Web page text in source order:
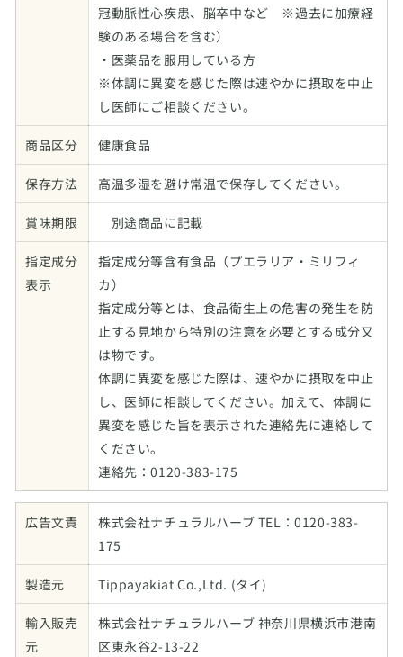
冠動脈性心疾患、脳卒中など ※過去に加療経
験のある場合を含む）
・医薬品を服用している方
※体調に異変を感じた際は速やかに摂取を中止
し医師にご相談ください。
商品区分 健康食品
保存方法 高温多湿を避け常温で保存してください。
賞味期限 別途商品に記載
指定成分
表示
指定成分等含有食品（プエラリア・ミリフィ
カ）
指定成分等とは、食品衛生上の危害の発生を防
止する見地から特別の注意を必要とする成分又
は物です。
体調に異変を感じた際は、速やかに摂取を中止
し、医師に相談してください。加えて、体調に
異変を感じた旨を表示された連絡先に連絡して
ください。
連絡先：0120-383-175
広告文責
株式会社ナチュラルハーブ TEL：0120-383-
175
製造元 Tippayakiat Co.,Ltd. (タイ)
輸入販売
元
株式会社ナチュラルハーブ 神奈川県横浜市港南
区東永谷2-13-22